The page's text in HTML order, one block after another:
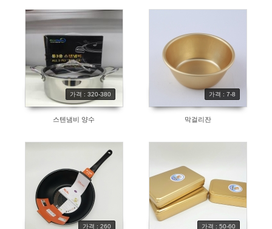
가격 : 320-380
스텐냄비 양수
가격 : 7-8
막걸리잔
가격 : 260 가격 : 50-60